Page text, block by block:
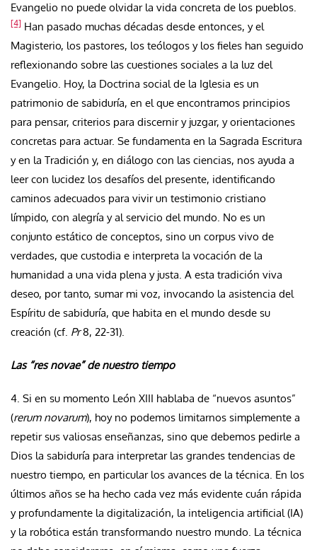
Evangelio no puede olvidar la vida concreta de los pueblos.
[4] Han pasado muchas décadas desde entonces, y el
Magisterio, los pastores, los teólogos y los fieles han seguido
reflexionando sobre las cuestiones sociales a la luz del
Evangelio. Hoy, la Doctrina social de la Iglesia es un
patrimonio de sabiduría, en el que encontramos principios
para pensar, criterios para discernir y juzgar, y orientaciones
concretas para actuar. Se fundamenta en la Sagrada Escritura
y en la Tradición y, en diálogo con las ciencias, nos ayuda a
leer con lucidez los desafíos del presente, identificando
caminos adecuados para vivir un testimonio cristiano
límpido, con alegría y al servicio del mundo. No es un
conjunto estático de conceptos, sino un corpus vivo de
verdades, que custodia e interpreta la vocación de la
humanidad a una vida plena y justa. A esta tradición viva
deseo, por tanto, sumar mi voz, invocando la asistencia del
Espíritu de sabiduría, que habita en el mundo desde su
creación (cf. Pr8, 22-31).
Las “res novae” de nuestro tiempo
4. Si en su momento León XIII hablaba de “nuevos asuntos”
(rerum novarum), hoy no podemos limitarnos simplemente a
repetir sus valiosas enseñanzas, sino que debemos pedirle a
Dios la sabiduría para interpretar las grandes tendencias de
nuestro tiempo, en particular los avances de la técnica. En los
últimos años se ha hecho cada vez más evidente cuán rápida
y profundamente la digitalización, la inteligencia artificial (IA)
y la robótica están transformando nuestro mundo. La técnica